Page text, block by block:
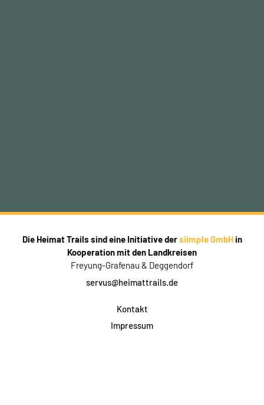
Die Heimat Trails sind eine Initiative dersiimple GmbHin
Kooperation mit den Landkreisen
Freyung-Grafenau & Deggendorf
servus@heimattrails.de
Kontakt
Impressum